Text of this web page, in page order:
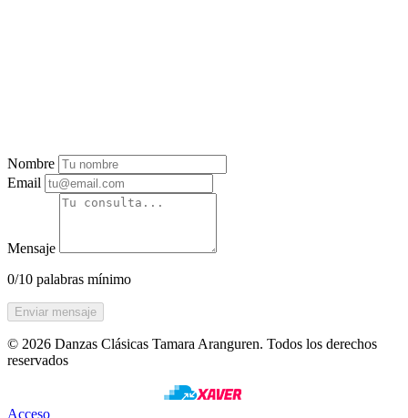
Nombre
Email
Mensaje
0/10 palabras mínimo
If
you
are
a
this
© 2026 Danzas Clásicas Tamara Aranguren. Todos los derechos
reservados
Acceso